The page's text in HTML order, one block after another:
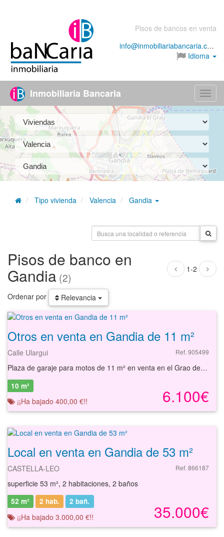
Pisos de bancos en venta
info@inmobiliariabancaria.com
Idioma
Menú
Inmobiliaria Bancaria
Tipo vivienda Valencia Gandia
1-2
Pisos de banco en
Gandia (2)
Ordenar por Relevancia
Otros en venta en Gandia de 11 m²
Calle Ulargui Ref. 905499
Plaza de garaje para motos de 11 m² en venta en el Grao de Gandía, Valencia. Se trata de una plaza de aparcamiento para motos con una superficie de 11 m² situada en la planta sótano del edificio. Cuenta con amplias zonas de rodadura por lo que ofrece buena maniobrabilidad. El edificio se ubica en el núcleo urbano de la población, teniendo buenos accesos por carretera. Ofrece conexión por transporte público al estar cerca de paradas de autobús. En los alrededores podemos encontrar multitud de servicios como supermercados, restaurantes, instalaciones deportivas, centros educativos, oficinas bancarias, otros negocios comerciales, etc. A pocos minutos de la playa. Con nuestros servicios podrá conocer las posibilidades reales de esta plaza de garaje y valorar sus posibilidades de inversión. Empiece ahora mismo pidiendo más información. Un responsable cercano a usted le atenderá personalmente.
6.100€
10 m²
¡¡Ha bajado 400,00 €!!
Local en venta en Gandia de 53 m²
CASTELLA-LEO Ref. 866187
superficie 53 m², 2 habitaciones, 2 baños
35.000€
52 m² 2 hab. 2 bañ.
¡¡Ha bajado 3.000,00 €!!